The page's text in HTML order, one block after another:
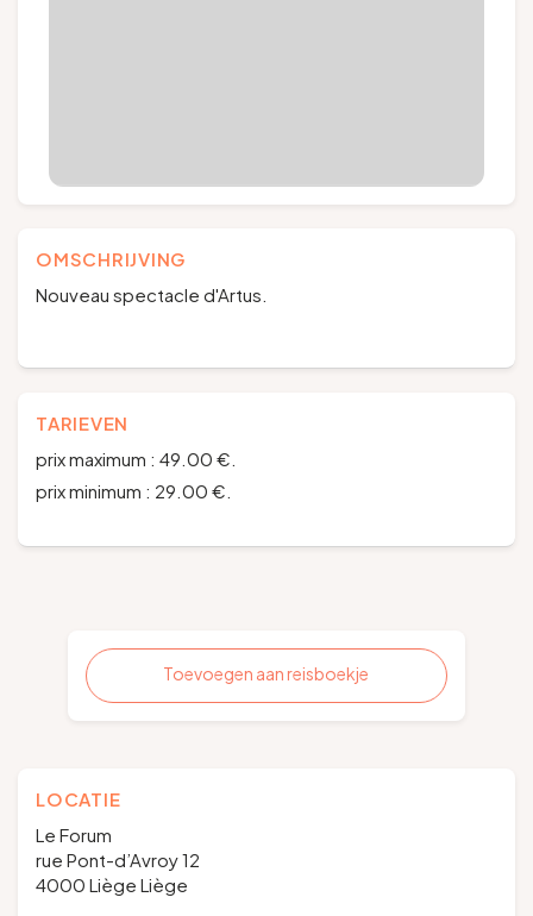
OMSCHRIJVING
Nouveau spectacle d'Artus.
TARIEVEN
prix maximum : 49.00 €.
prix minimum : 29.00 €.
Toevoegen aan reisboekje
LOCATIE
Le Forum
rue Pont-d’Avroy 12
4000 Liège Liège